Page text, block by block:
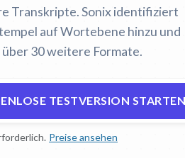
Transkripte. Sonix identifiziert
auf Wortebene hinzu und
30 weitere Formate.
TESTVERSION STARTEN
Preise ansehen